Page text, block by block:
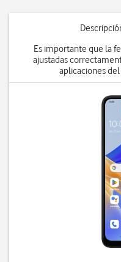
Es importante que la
ajustadas
aplicaciones